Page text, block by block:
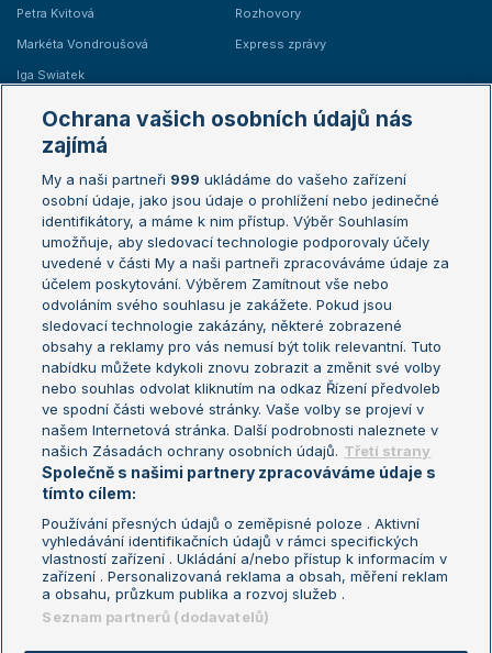
Petra Kvitová
Markéta Vondroušová
Iga Swiatek
Rozhovory
Express zprávy
Žebříčky
Žebříček ATP (muži)
Žebříček WTA (ženy)
Sázkařský žebříček
Australian Open
French Open
Wimbledon
US Open
Turnaj mistrů
Turnaj mistryň
Aktualní trendy
Fotbalové přestupy
Livesport Daily
LS Prague Open
Podmínky užití
Nastavení soukromí
GDPR a žurnalistika
Reklama
Kontakt
Informace o zpracování osobních
údajů
Ochrana vašich osobních údajů nás
zajímá
My a naši partneři 999 ukládáme do vašeho zařízení
osobní údaje, jako jsou údaje o prohlížení nebo jedinečné
identifikátory, a máme k nim přístup. Výběr Souhlasím
umožňuje, aby sledovací technologie podporovaly účely
uvedené v části My a naši partneři zpracováváme údaje za
účelem poskytování. Výběrem Zamítnout vše nebo
odvoláním svého souhlasu je zakážete. Pokud jsou
sledovací technologie zakázány, některé zobrazené
obsahy a reklamy pro vás nemusí být tolik relevantní. Tuto
nabídku můžete kdykoli znovu zobrazit a změnit své volby
nebo souhlas odvolat kliknutím na odkaz Řízení předvoleb
ve spodní části webové stránky. Vaše volby se projeví v
našem Internetová stránka. Další podrobnosti naleznete v
našich Zásadách ochrany osobních údajů. Třetí strany
Společně s našimi partnery zpracováváme údaje s
tímto cílem:
Používání přesných údajů o zeměpisné poloze . Aktivní
vyhledávání identifikačních údajů v rámci specifických
vlastností zařízení . Ukládání a/nebo přístup k informacím v
zařízení . Personalizovaná reklama a obsah, měření reklam
a obsahu, průzkum publika a rozvoj služeb .
Seznam partnerů (dodavatelů)